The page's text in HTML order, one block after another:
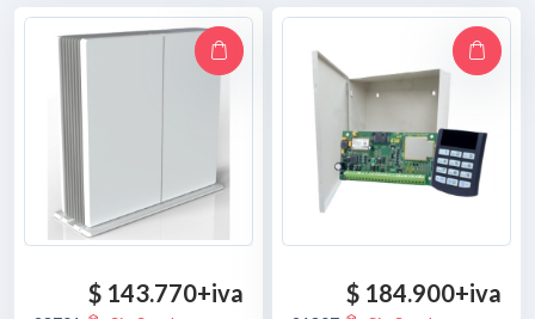
$ 143.770+iva $ 184.900+iva